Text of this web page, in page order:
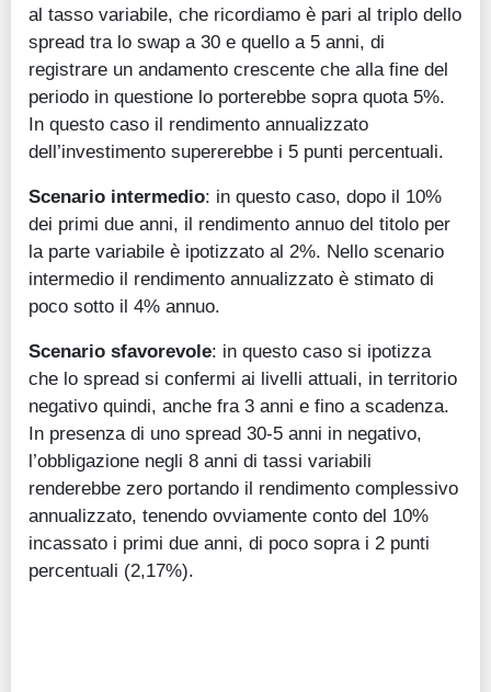
al tasso variabile, che ricordiamo è pari al triplo dello
spread tra lo swap a 30 e quello a 5 anni, di
registrare un andamento crescente che alla fine del
periodo in questione lo porterebbe sopra quota 5%.
In questo caso il rendimento annualizzato
dell’investimento supererebbe i 5 punti percentuali.
Scenario intermedio: in questo caso, dopo il 10%
dei primi due anni, il rendimento annuo del titolo per
la parte variabile è ipotizzato al 2%. Nello scenario
intermedio il rendimento annualizzato è stimato di
poco sotto il 4% annuo.
Scenario sfavorevole: in questo caso si ipotizza
che lo spread si confermi ai livelli attuali, in territorio
negativo quindi, anche fra 3 anni e fino a scadenza.
In presenza di uno spread 30-5 anni in negativo,
l’obbligazione negli 8 anni di tassi variabili
renderebbe zero portando il rendimento complessivo
annualizzato, tenendo ovviamente conto del 10%
incassato i primi due anni, di poco sopra i 2 punti
percentuali (2,17%).